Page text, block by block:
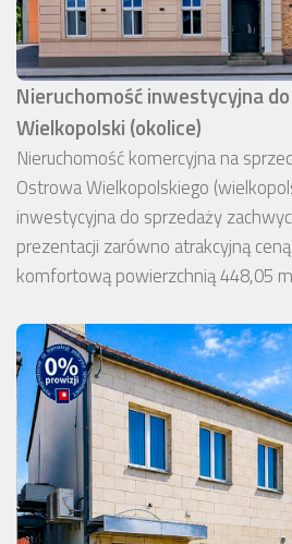
Nieruchomość inwestycyjna
Wielkopolski (okolice)
Nieruchomość komercyjna na
Ostrowa Wielkopolskiego
inwestycyjna do sprzedaży
prezentacji zarówno atrakcyjną
komfortową powierzchnią 448,05